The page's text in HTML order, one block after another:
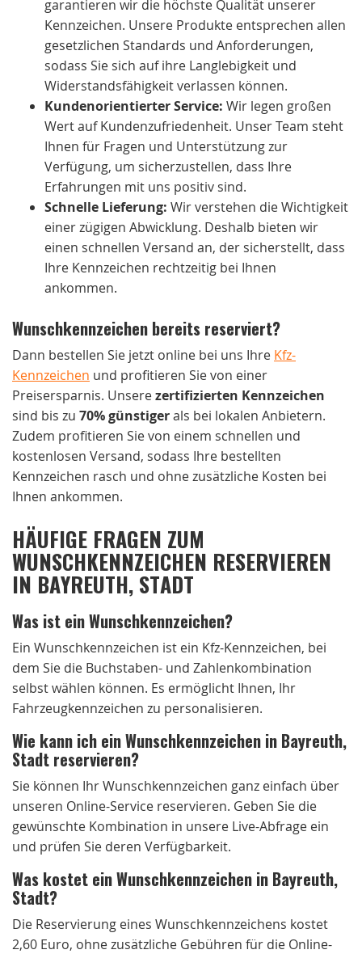
garantieren wir die höchste Qualität unserer
Kennzeichen. Unsere Produkte entsprechen allen
gesetzlichen Standards und Anforderungen,
sodass Sie sich auf ihre Langlebigkeit und
Widerstandsfähigkeit verlassen können.
Kundenorientierter Service: Wir legen großen
Wert auf Kundenzufriedenheit. Unser Team steht
Ihnen für Fragen und Unterstützung zur
Verfügung, um sicherzustellen, dass Ihre
Erfahrungen mit uns positiv sind.
Schnelle Lieferung: Wir verstehen die Wichtigkeit
einer zügigen Abwicklung. Deshalb bieten wir
einen schnellen Versand an, der sicherstellt, dass
Ihre Kennzeichen rechtzeitig bei Ihnen
ankommen.
Wunschkennzeichen bereits reserviert?
Dann bestellen Sie jetzt online bei uns Ihre Kfz-
Kennzeichen und profitieren Sie von einer
Preisersparnis. Unserezertifizierten Kennzeichen
sind bis zu 70% günstigerals bei lokalen Anbietern.
Zudem profitieren Sie von einem schnellen und
kostenlosen Versand, sodass Ihre bestellten
Kennzeichen rasch und ohne zusätzliche Kosten bei
Ihnen ankommen.
HÄUFIGE FRAGEN ZUM
WUNSCHKENNZEICHEN RESERVIEREN
IN BAYREUTH, STADT
Was ist ein Wunschkennzeichen?
Ein Wunschkennzeichen ist ein Kfz-Kennzeichen, bei
dem Sie die Buchstaben- und Zahlenkombination
selbst wählen können. Es ermöglicht Ihnen, Ihr
Fahrzeugkennzeichen zu personalisieren.
Wie kann ich ein Wunschkennzeichen in Bayreuth,
Stadt reservieren?
Sie können Ihr Wunschkennzeichen ganz einfach über
unseren Online-Service reservieren. Geben Sie die
gewünschte Kombination in unsere Live-Abfrage ein
und prüfen Sie deren Verfügbarkeit.
Was kostet ein Wunschkennzeichen in Bayreuth,
Stadt?
Die Reservierung eines Wunschkennzeichens kostet
2,60 Euro, ohne zusätzliche Gebühren für die Online-